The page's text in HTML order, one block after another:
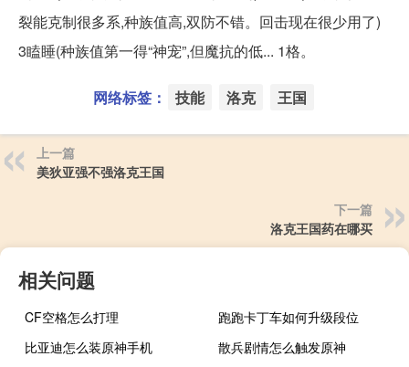
裂能克制很多系,种族值高,双防不错。回击现在很少用了)
3瞌睡(种族值第一得“神宠”,但魔抗的低... 1格。
网络标签： 技能 洛克 王国
上一篇
美狄亚强不强洛克王国
下一篇
洛克王国药在哪买
相关问题
CF空格怎么打理
跑跑卡丁车如何升级段位
比亚迪怎么装原神手机
散兵剧情怎么触发原神